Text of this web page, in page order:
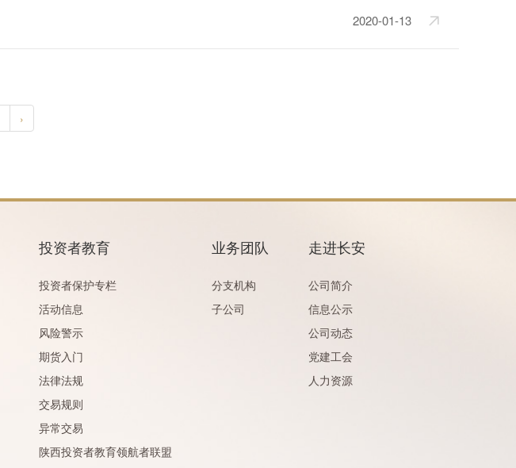
2020-01-13
›
投资者教育
投资者保护专栏
活动信息
风险警示
期货入门
法律法规
交易规则
异常交易
陕西投资者教育领航者联盟
业务团队
分支机构
子公司
走进长安
公司简介
信息公示
公司动态
党建工会
人力资源